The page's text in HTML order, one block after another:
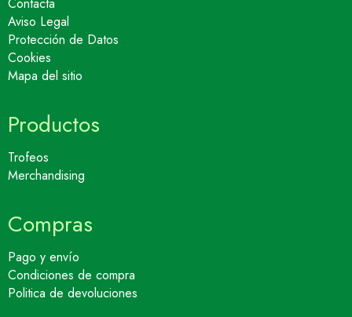
Contacta
Aviso Legal
Protección de Datos
Cookies
Mapa del sitio
Productos
Trofeos
Merchandising
Compras
Pago y envío
Condiciones de compra
Politica de devoluciones